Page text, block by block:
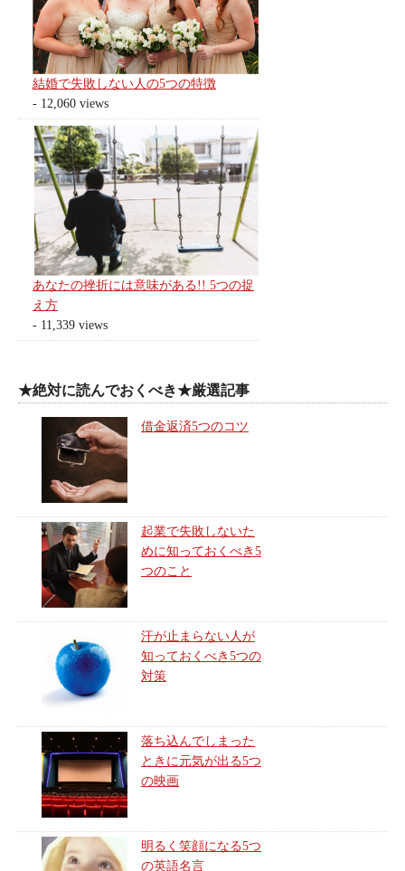
結婚で失敗しない人の5つの特徴
- 12,060 views
あなたの挫折には意味がある!! 5つの捉
え方
- 11,339 views
★絶対に読んでおくべき★厳選記事
借金返済5つのコツ
起業で失敗しないた
めに知っておくべき5
つのこと
汗が止まらない人が
知っておくべき5つの
対策
落ち込んでしまった
ときに元気が出る5つ
の映画
明るく笑顔になる5つ
の英語名言